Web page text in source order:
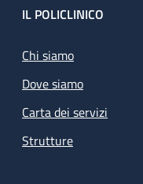
Footer
IL POLICLINICO
Chi siamo
Dove siamo
Carta dei servizi
Strutture